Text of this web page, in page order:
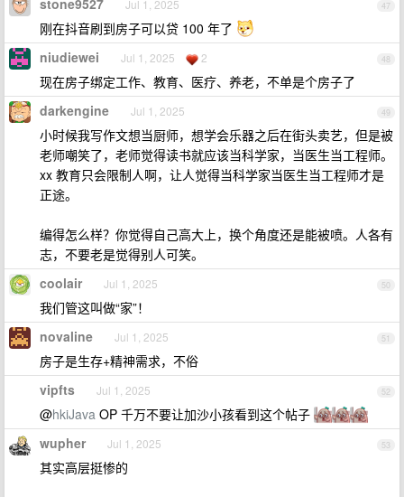
47
stone9527 Jul 1, 2025
刚在抖音刷到房子可以贷 100 年了
48
niudiewei Jul 1, 2025 2
现在房子绑定工作、教育、医疗、养老，不单是个房子了
49
darkengine Jul 1, 2025
小时候我写作文想当厨师，想学会乐器之后在街头卖艺，但是被
老师嘲笑了，老师觉得读书就应该当科学家，当医生当工程师。
xx 教育只会限制人啊，让人觉得当科学家当医生当工程师才是
正途。
编得怎么样？你觉得自己高大上，换个角度还是能被喷。人各有
志，不要老是觉得别人可笑。
50
coolair Jul 1, 2025
我们管这叫做“家”！
51
novaline Jul 1, 2025
房子是生存+精神需求，不俗
52
vipfts Jul 1, 2025
@hkiJava OP 千万不要让加沙小孩看到这个帖子
53
wupher Jul 1, 2025
其实高层挺惨的